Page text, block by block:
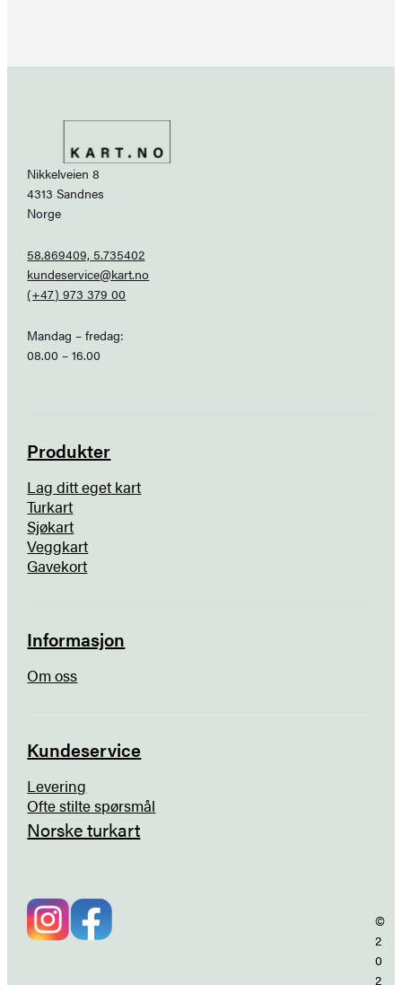
Nikkelveien 8
4313 Sandnes
Norge
58.869409, 5.735402
kundeservice@kart.no
(+47) 973 379 00
Mandag – fredag:
08.00 – 16.00
Produkter
Lag ditt eget kart
Turkart
Sjøkart
Veggkart
Gavekort
Informasjon
Om oss
Kundeservice
Levering
Ofte stilte spørsmål
Norske turkart
©
2
0
2